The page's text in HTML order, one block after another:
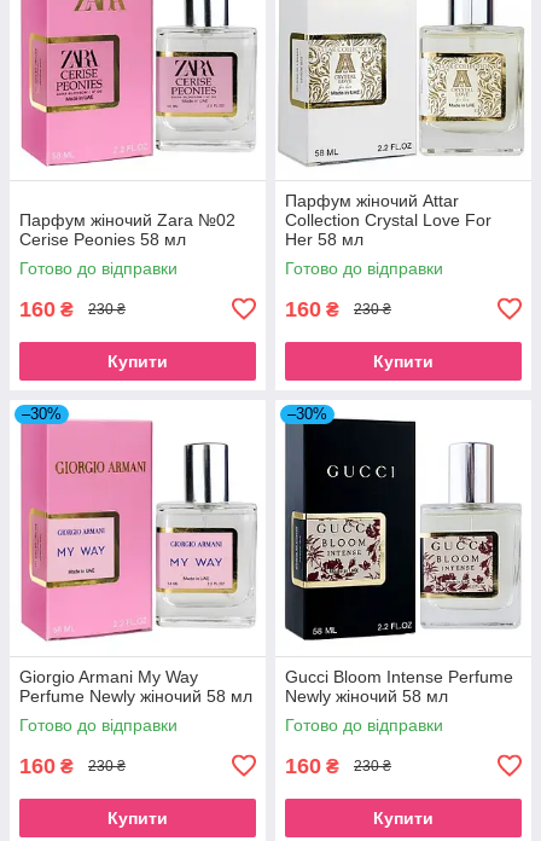
Парфум жіночий Zara №02
Cerise Peonies 58 мл
Готово до відправки
160 ₴ 230 ₴
Купити
Парфум жіночий Attar
Collection Crystal Love For
Her 58 мл
Готово до відправки
160 ₴ 230 ₴
Купити
–30%
Giorgio Armani My Way
Perfume Newly жіночий 58 мл
Готово до відправки
160 ₴ 230 ₴
Купити
–30%
Gucci Bloom Intense Perfume
Newly жіночий 58 мл
Готово до відправки
160 ₴ 230 ₴
Купити